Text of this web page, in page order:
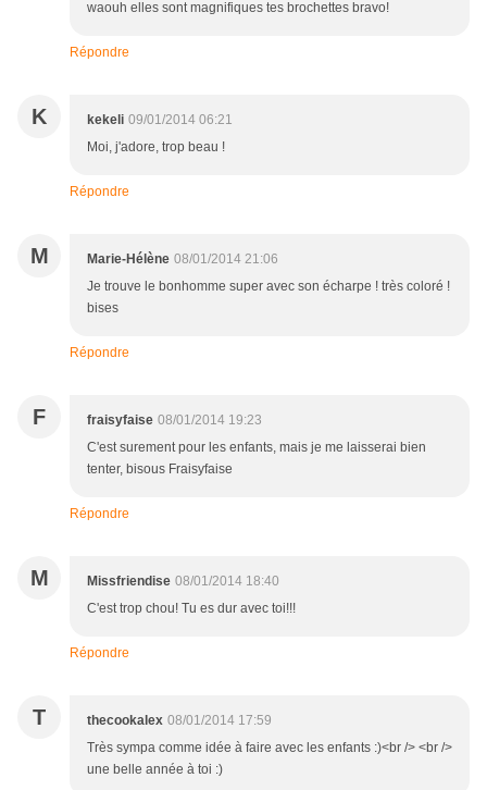
waouh elles sont magnifiques tes brochettes bravo!
Répondre
K kekeli 09/01/2014 06:21
Moi, j'adore, trop beau !
Répondre
M Marie-Hélène 08/01/2014 21:06
Je trouve le bonhomme super avec son écharpe ! très coloré !
bises
Répondre
F fraisyfaise 08/01/2014 19:23
C'est surement pour les enfants, mais je me laisserai bien
tenter, bisous Fraisyfaise
Répondre
M Missfriendise 08/01/2014 18:40
C'est trop chou! Tu es dur avec toi!!!
Répondre
T thecookalex 08/01/2014 17:59
Très sympa comme idée à faire avec les enfants :)<br /> <br />
une belle année à toi :)